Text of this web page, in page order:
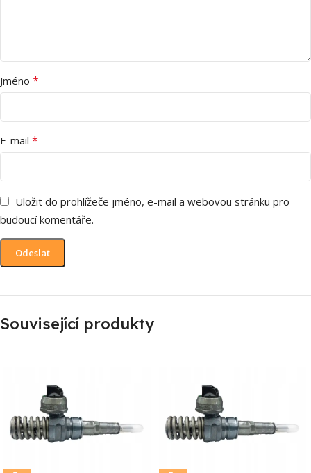
Jméno *
E-mail *
Uložit do prohlížeče jméno, e-mail a webovou stránku pro
budoucí komentáře.
Související produkty